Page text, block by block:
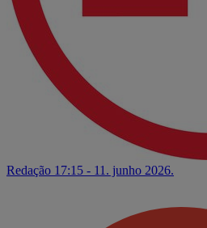
Redação 17:15 - 11. junho 2026.